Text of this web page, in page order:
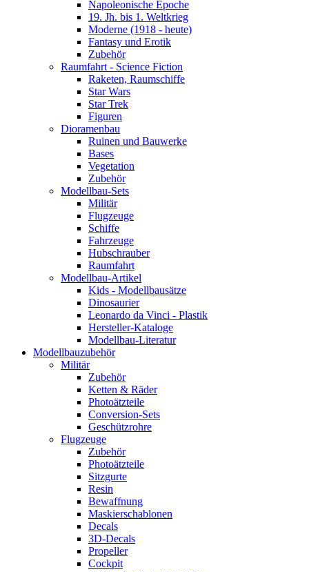
Napoleonische Epoche
19. Jh. bis 1. Weltkrieg
Moderne (1918 - heute)
Fantasy und Erotik
Zubehör
Raumfahrt - Science Fiction
Raketen, Raumschiffe
Star Wars
Star Trek
Figuren
Dioramenbau
Ruinen und Bauwerke
Bases
Vegetation
Zubehör
Modellbau-Sets
Militär
Flugzeuge
Schiffe
Fahrzeuge
Hubschrauber
Raumfahrt
Modellbau-Artikel
Kids - Modellbausätze
Dinosaurier
Leonardo da Vinci - Plastik
Hersteller-Kataloge
Modellbau-Literatur
Modellbauzubehör
Militär
Zubehör
Ketten & Räder
Photoätzteile
Conversion-Sets
Geschützrohre
Flugzeuge
Zubehör
Photoätzteile
Sitzgurte
Resin
Bewaffnung
Maskierschablonen
Decals
3D-Decals
Propeller
Cockpit